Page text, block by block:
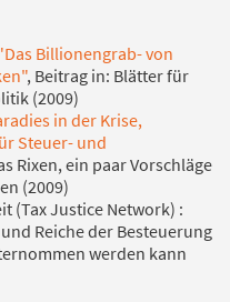
Billionengrab- von
, Beitrag in: Blätter für
(2009)
in der Krise,
Steuer- und
Rixen, ein paar Vorschläge
(2009)
(Tax Justice Network) :
Reiche der Besteuerung
werden kann